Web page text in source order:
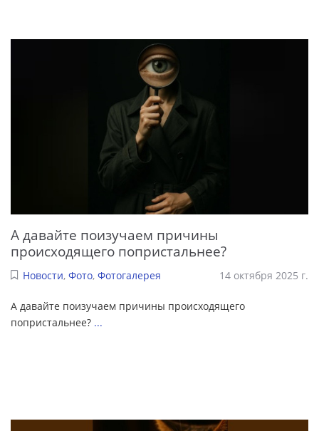
А давайте поизучаем причины
происходящего попристальнее?
Новости, Фото, Фотогалерея 14 октября 2025 г.
А давайте поизучаем причины происходящего
попристальнее? ...